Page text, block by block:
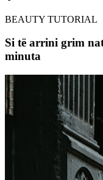
BEAUTY TUTORIAL
Si të arrini grim
minuta